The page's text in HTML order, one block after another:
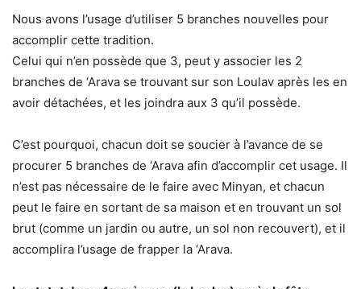
Nous avons l’usage d’utiliser 5 branches nouvelles pour
accomplir cette tradition.
Celui qui n’en possède que 3, peut y associer les 2
branches de ‘Arava se trouvant sur son Loulav après les en
avoir détachées, et les joindra aux 3 qu’il possède.
C’est pourquoi, chacun doit se soucier à l’avance de se
procurer 5 branches de ‘Arava afin d’accomplir cet usage. Il
n’est pas nécessaire de le faire avec Minyan, et chacun
peut le faire en sortant de sa maison et en trouvant un sol
brut (comme un jardin ou autre, un sol non recouvert), et il
accomplira l’usage de frapper la ‘Arava.